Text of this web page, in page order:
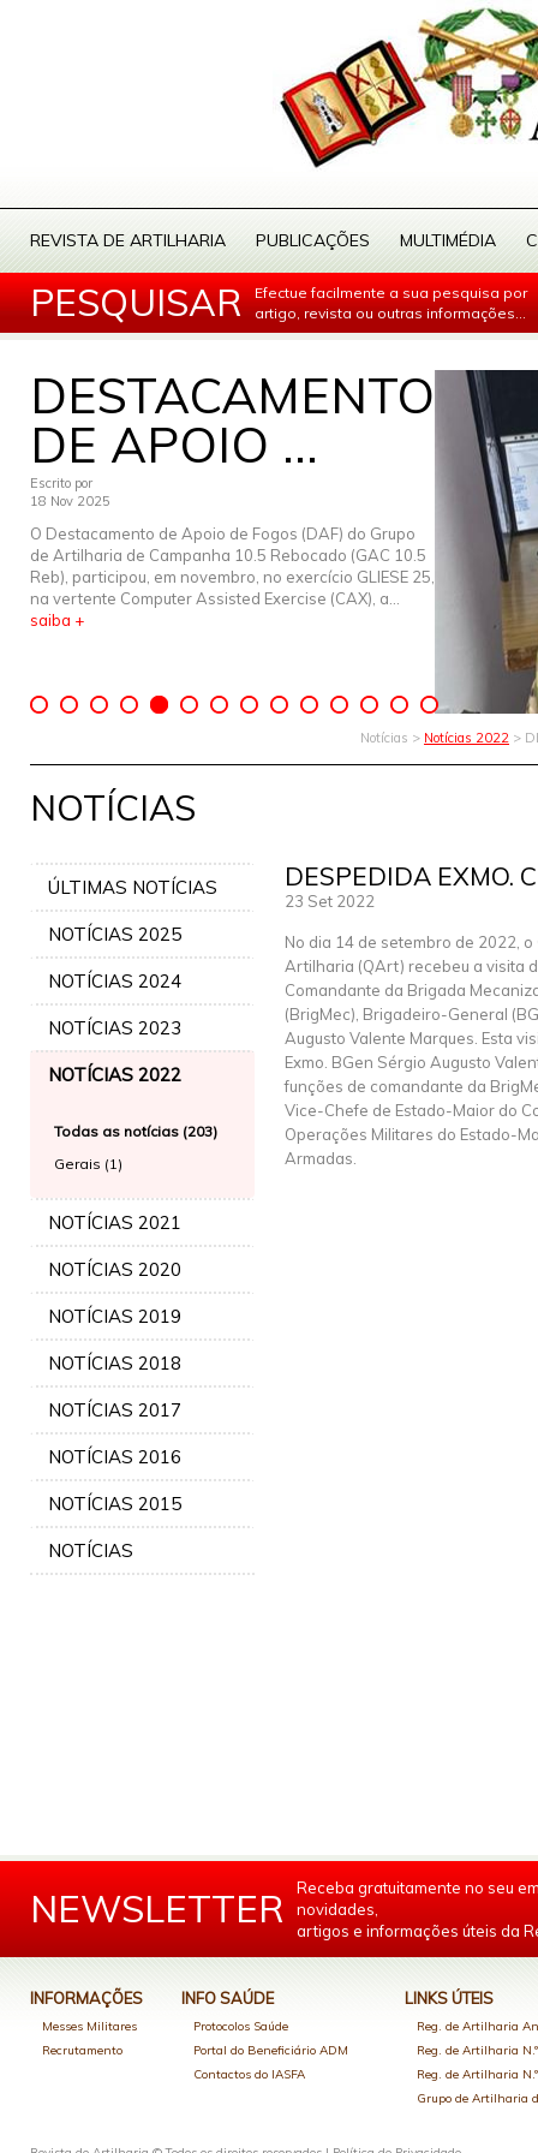
REVISTA DE ARTILHARIA PUBLICAÇÕES MULTIMÉDIA
PESQUISAR
Efectue facilmente a sua pesquisa por
artigo, revista ou outras informações...
DESTACAMENTO
DE APOIO ...
Escrito por
18 Nov 2025
O Destacamento de Apoio de Fogos (DAF) do Grupo
de Artilharia de Campanha 10.5 Rebocado (GAC 10.5
Reb), participou, em novembro, no exercício GLIESE 25,
na vertente Computer Assisted Exercise (CAX), a...
saiba +
Notícias > Notícias 2022 >
NOTÍCIAS
ÚLTIMAS NOTÍCIAS
NOTÍCIAS 2025
NOTÍCIAS 2024
NOTÍCIAS 2023
NOTÍCIAS 2022
Todas as notícias (203)
Gerais (1)
NOTÍCIAS 2021
NOTÍCIAS 2020
NOTÍCIAS 2019
NOTÍCIAS 2018
NOTÍCIAS 2017
NOTÍCIAS 2016
NOTÍCIAS 2015
NOTÍCIAS
DESPEDIDA EXMO.
23 Set 2022
No dia 14 de setembro de 2022,
Artilharia (QArt) recebeu a visita
Comandante da Brigada
(BrigMec), Brigadeiro-General
Augusto Valente Marques. Esta
Exmo. BGen Sérgio Augusto
funções de comandante da
Vice-Chefe de Estado-Maior do
Operações Militares do Estado-
Armadas.
NEWSLETTER
Receba gratuitamente no seu
novidades,
artigos e informações úteis da
INFORMAÇÕES
Messes Militares
Recrutamento
INFO SAÚDE
Protocolos Saúde
Portal do Beneficiário ADM
Contactos do IASFA
LINKS ÚTEIS
Reg. de Artilharia
Reg. de Artilharia
Reg. de Artilharia
Grupo de Artilharia